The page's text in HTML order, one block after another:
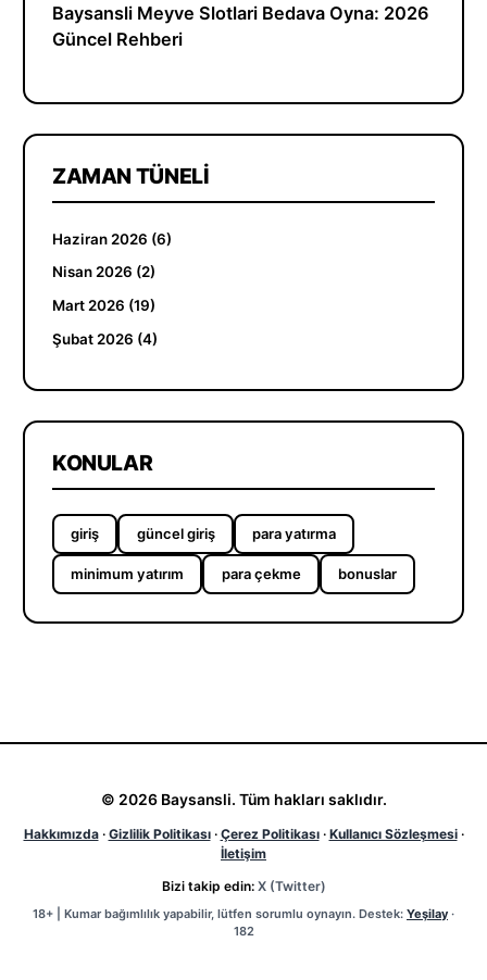
Baysansli Meyve Slotlari Bedava Oyna: 2026
Güncel Rehberi
ZAMAN TÜNELI
Haziran 2026 (6)
Nisan 2026 (2)
Mart 2026 (19)
Şubat 2026 (4)
KONULAR
giriş güncel giriş para yatırma
minimum yatırım para çekme bonuslar
© 2026 Baysansli. Tüm hakları saklıdır.
Hakkımızda · Gizlilik Politikası · Çerez Politikası · Kullanıcı Sözleşmesi ·
İletişim
Bizi takip edin: X (Twitter)
18+ | Kumar bağımlılık yapabilir, lütfen sorumlu oynayın. Destek: Yeşilay ·
182